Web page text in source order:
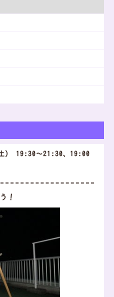
土) 19:30～21:30、19:00
！